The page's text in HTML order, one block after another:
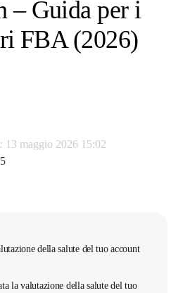
– Guida per i
FBA (2026)
13 maggio 2026 15:02
della salute del tuo account
la valutazione della salute del tuo